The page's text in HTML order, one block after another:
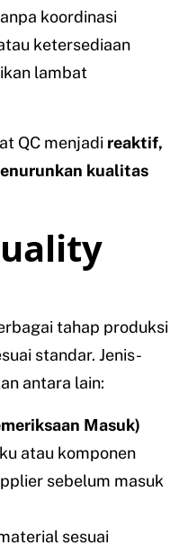
koordinasi
ketersediaan
lambat
QC menjadi reaktif,
kualitas
tahap produksi
standar. Jenis-
antara lain:
Masuk)
atau komponen
sebelum masuk
sesuai